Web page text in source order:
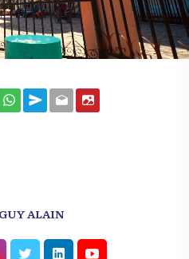
ALAIN